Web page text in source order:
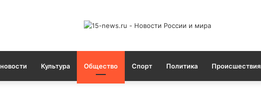
Культура Общество Спорт Политика Происшествия